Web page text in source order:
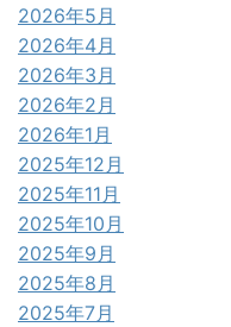
2026年5月
2026年4月
2026年3月
2026年2月
2026年1月
2025年12月
2025年11月
2025年10月
2025年9月
2025年8月
2025年7月